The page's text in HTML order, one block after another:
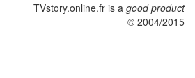
TVstory.online.fr is a good product
© 2004/2015